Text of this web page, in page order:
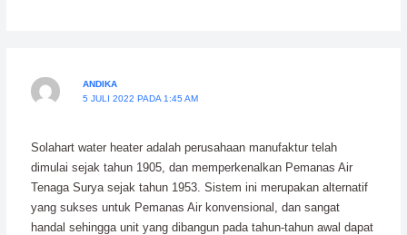
ANDIKA
5 JULI 2022 PADA 1:45 AM
Solahart water heater adalah perusahaan manufaktur telah
dimulai sejak tahun 1905, dan memperkenalkan Pemanas Air
Tenaga Surya sejak tahun 1953. Sistem ini merupakan alternatif
yang sukses untuk Pemanas Air konvensional, dan sangat
handal sehingga unit yang dibangun pada tahun-tahun awal dapat